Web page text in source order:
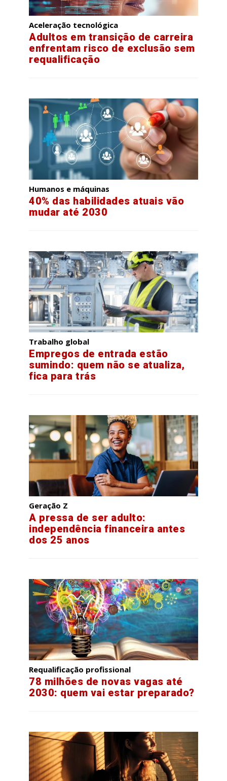
Aceleração tecnológica
Adultos em transição de carreira
enfrentam risco de exclusão sem
requalificação
Humanos e máquinas
40% das habilidades atuais vão
mudar até 2030
Trabalho global
Empregos de entrada estão
sumindo: quem não se atualiza,
fica para trás
Geração Z
A pressa de ser adulto:
independência financeira antes
dos 25 anos
Requalificação profissional
78 milhões de novas vagas até
2030: quem vai estar preparado?